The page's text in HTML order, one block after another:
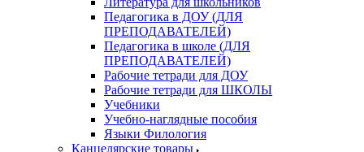
Педагогика в ДОУ (ДЛЯ
ПРЕПОДАВАТЕЛЕЙ)
Педагогика в школе (ДЛЯ
ПРЕПОДАВАТЕЛЕЙ)
Рабочие тетради для ДОУ
Рабочие тетради для ШКОЛЫ
Учебники
Учебно-наглядные пособия
Языки Филология
Канцелярские товары